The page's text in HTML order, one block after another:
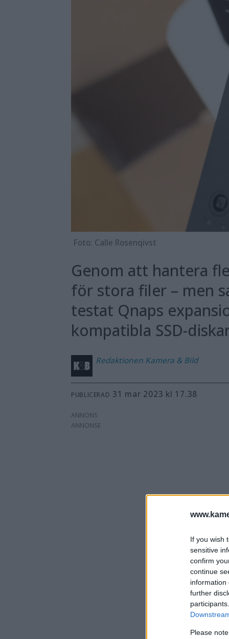
If you wish
sensitive
confirm
continue
information
further
Please
Foto: Calle Rosenqivst
Genom att hantera
för stora filer – men
testat Qnaps
kompatibla SSD-
Redaktionen Kamera & Bild
PUBLICERAD 31 mar 2023 kl 17.38
ANNONS